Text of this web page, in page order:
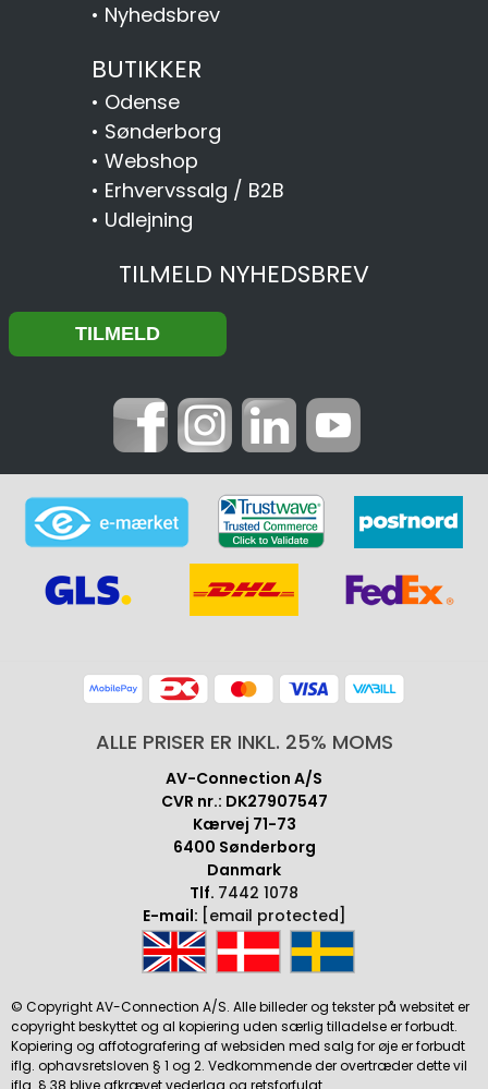
• Nyhedsbrev
BUTIKKER
• Odense
• Sønderborg
• Webshop
• Erhvervssalg / B2B
• Udlejning
TILMELD NYHEDSBREV
ALLE PRISER ER INKL. 25% MOMS
AV-Connection A/S
CVR nr.: DK27907547
Kærvej 71-73
6400 Sønderborg
Danmark
Tlf. 7442 1078
E-mail: [email protected]
© Copyright AV-Connection A/S. Alle billeder og tekster på websitet er
copyright beskyttet og al kopiering uden særlig tilladelse er forbudt.
Kopiering og affotografering af websiden med salg for øje er forbudt
iflg. ophavsretsloven § 1 og 2. Vedkommende der overtræder dette vil
iflg. § 38 blive afkrævet vederlag og retsforfulgt.